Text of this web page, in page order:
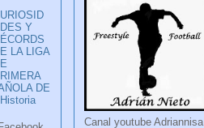
Y
LA LIGA
DE
Canal youtube Adriannisa